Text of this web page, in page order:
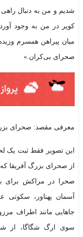
شدیم و من به دنبال
کویر در من به وجود
میان پیراهن همسرم
صحرای بی‌کران.»
معرفی مقصد: صحرای
این تصویر فقط ثبت یک
از صحرای بزرگ آفریقا
صحرا در مراکش برای
آسمان پهناور، سکوتی
جاهایی مانند اطراف
سوی ارگ شگاگا، از